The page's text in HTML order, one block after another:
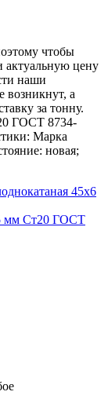
чтобы
наши
возникнут, а
за тонну.
ГОСТ 8734-
новая;
45х6
мм Ст20 ГОСТ